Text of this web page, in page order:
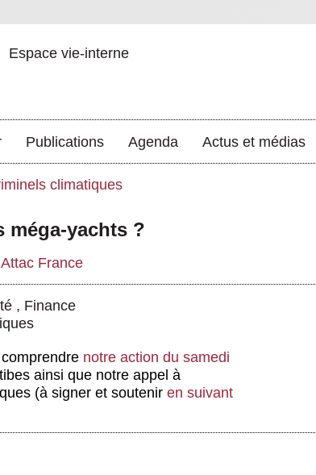
Espace vie-interne
Publications Agenda Actus et médias
climatiques
méga-yachts ?
Attac France
, Finance
notre action du samedi
ainsi que notre appel à
(à signer et soutenir en suivant